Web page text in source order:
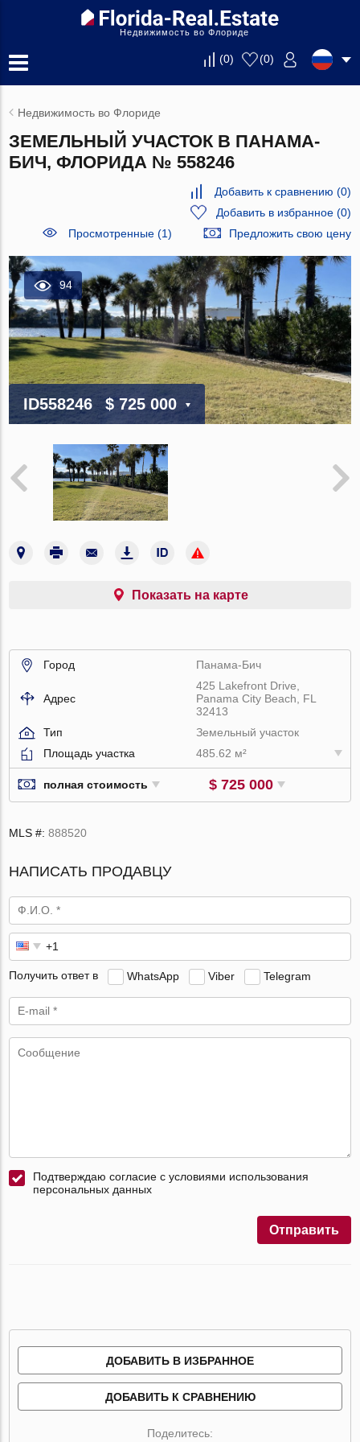
Недвижимость во Флориде
(0) (0)
Недвижимость во Флориде
ЗЕМЕЛЬНЫЙ УЧАСТОК В ПАНАМА-
БИЧ, ФЛОРИДА № 558246
Добавить к сравнению (0)
Добавить в избранное(0)
Просмотренные (1)
Предложить свою цену
94
ID558246 $ 725 000
Показать на карте
Город Панама-Бич
Адрес
425 Lakefront Drive,
Panama City Beach, FL
32413
Тип
Земельный участок
Площадь участка
485.62 м²
полная стоимость $ 725 000
MLS #:888520
НАПИСАТЬ ПРОДАВЦУ
Получить ответ в WhatsApp Viber Telegram
Подтверждаю согласие с условиями использования
персональных данных
Отправить
ДОБАВИТЬ В ИЗБРАННОЕ
ДОБАВИТЬ К СРАВНЕНИЮ
Поделитесь: